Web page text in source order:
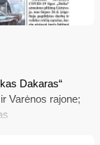
Dakaras“
Varėnos rajone;